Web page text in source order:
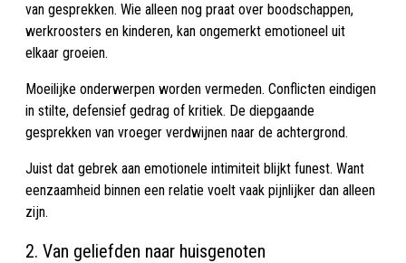
van gesprekken. Wie alleen nog praat over boodschappen,
werkroosters en kinderen, kan ongemerkt emotioneel uit
elkaar groeien.
Moeilijke onderwerpen worden vermeden. Conflicten eindigen
in stilte, defensief gedrag of kritiek. De diepgaande
gesprekken van vroeger verdwijnen naar de achtergrond.
Juist dat gebrek aan emotionele intimiteit blijkt funest. Want
eenzaamheid binnen een relatie voelt vaak pijnlijker dan alleen
zijn.
2. Van geliefden naar huisgenoten